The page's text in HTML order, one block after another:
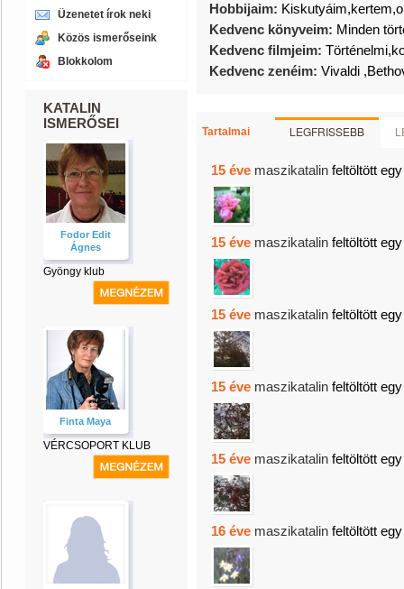
Üzenetet írok neki
Közös ismerőseink
Blokkolom
KATALIN
ISMERŐSEI
Fodor Edit
Ágnes
Gyöngy klub
Finta Maya
VÉRCSOPORT KLUB
Hobbijaim:
Kedvenc könyveim: Minden
Kedvenc filmjeim:
Kedvenc zenéim: Vivaldi
Tartalmai LEGFRISSEBB
15 éve maszikatalin feltöltött
15 éve maszikatalin feltöltött
15 éve maszikatalin feltöltött
15 éve maszikatalin feltöltött
15 éve maszikatalin feltöltött
16 éve maszikatalin feltöltött